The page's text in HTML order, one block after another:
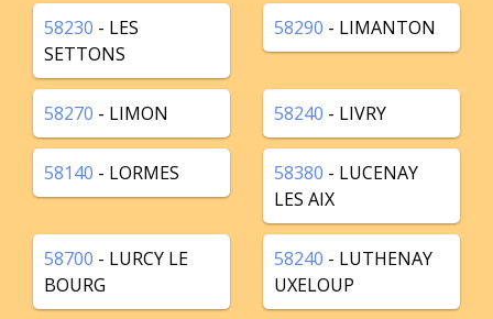
58230 - LES
SETTONS
58290 - LIMANTON
58270 - LIMON 58240 - LIVRY
58140 - LORMES 58380 - LUCENAY
LES AIX
58700 - LURCY LE
BOURG
58240 - LUTHENAY
UXELOUP